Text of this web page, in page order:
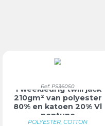
Ref: PS36050
Tweekleurig twill jack
210gm² van polyester
80% en katoen 20% Vl
neptune
POLYESTER, COTTON